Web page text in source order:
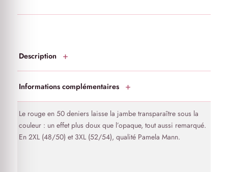
Description
Informations complémentaires
Le rouge en 50 deniers laisse la jambe transparaître sous la
couleur : un effet plus doux que l’opaque, tout aussi remarqué.
En 2XL (48/50) et 3XL (52/54), qualité Pamela Mann.